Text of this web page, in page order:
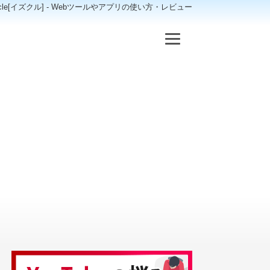
イズクル] - Webツールやアプリの使い方・レビュー